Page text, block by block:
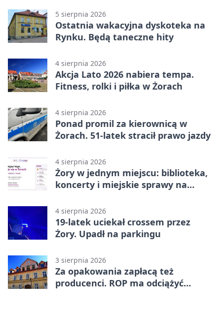
5 sierpnia 2026
Ostatnia wakacyjna dyskoteka na
Rynku. Będą taneczne hity
4 sierpnia 2026
Akcja Lato 2026 nabiera tempa.
Fitness, rolki i piłka w Żorach
4 sierpnia 2026
Ponad promil za kierownicą w
Żorach. 51-latek stracił prawo jazdy
4 sierpnia 2026
Żory w jednym miejscu: biblioteka,
koncerty i miejskie sprawy na
4 sierpnia 2026
19-latek uciekał crossem przez
Żory. Upadł na parkingu
3 sierpnia 2026
Za opakowania zapłacą też
producenci. ROP ma odciążyć